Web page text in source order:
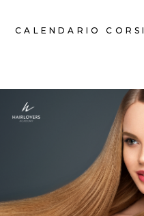
CALENDARIO CORSI